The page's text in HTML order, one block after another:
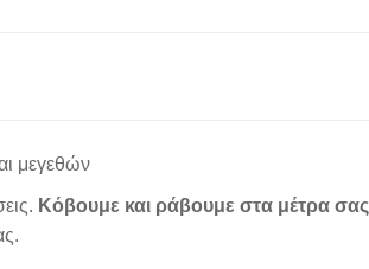
μεγεθών
Κόβουμε και ράβουμε στα μέτρα σας